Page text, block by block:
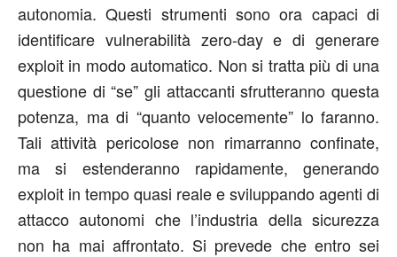
autonomia. Questi strumenti sono ora capaci di
identificare vulnerabilità zero-day e di generare
exploit in modo automatico. Non si tratta più di una
questione di“se”gli attaccanti sfrutteranno questa
potenza, ma di “quanto velocemente” lo faranno.
Tali attività pericolosenon rimarranno confinate,
ma si estenderanno rapidamente, generando
exploit in tempoquasi reale e sviluppando agenti di
attacco autonomi che l’industria della sicurezza
non ha mai affrontato. Si prevede che entro sei